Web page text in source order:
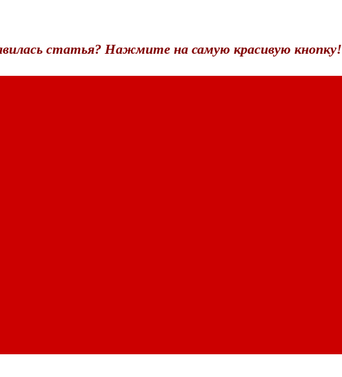
статья? Нажмите на самую красивую кнопку!